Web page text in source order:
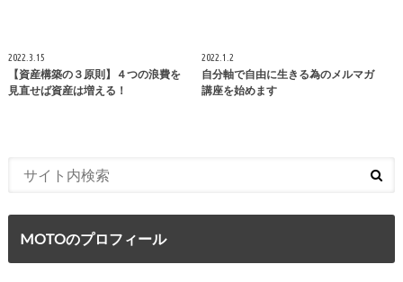
2022.3.15
【資産構築の３原則】４つの浪費を
見直せば資産は増える！
2022.1.2
自分軸で自由に生きる為のメルマガ
講座を始めます
MOTOのプロフィール